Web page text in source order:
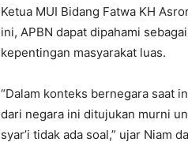
Ketua MUI Bidang Fatwa KH
ini, APBN dapat dipahami
kepentingan masyarakat luas.
“Dalam konteks bernegara saat
dari negara ini ditujukan murni
syar’i tidak ada soal,” ujar Niam